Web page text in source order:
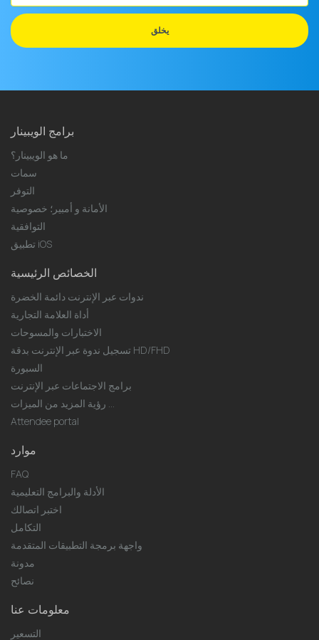
البريد
الإلكتروني
يخلق
برامج الويبينار
ما هو الويبينار؟
سمات
التوفر
الأمانة و أمبير؛ خصوصية
التوافقية
تطبيق iOS
الخصائص الرئيسية
ندوات عبر الإنترنت دائمة الخضرة
أداة العلامة التجارية
الاختبارات والمسوحات
تسجيل ندوة عبر الإنترنت بدقة HD/FHD
السبورة
برامج الاجتماعات عبر الإنترنت
رؤية المزيد من الميزات ...
Attendee portal
موارد
FAQ
الأدلة والبرامج التعليمية
اختبر اتصالك
التكامل
واجهة برمجة التطبيقات المتقدمة
مدونة
نصائح
معلومات عنا
التسعير